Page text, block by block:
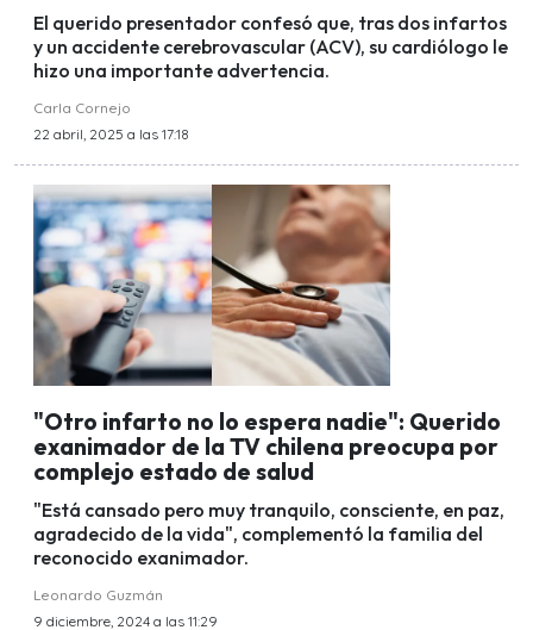
El querido presentador confesó que, tras dos infartos
y un accidente cerebrovascular (ACV), su cardiólogo le
hizo una importante advertencia.
Carla Cornejo
22 abril, 2025 a las 17:18
"Otro infarto no lo espera nadie": Querido
exanimador de la TV chilena preocupa por
complejo estado de salud
"Está cansado pero muy tranquilo, consciente, en paz,
agradecido de la vida", complementó la familia del
reconocido exanimador.
Leonardo Guzmán
9 diciembre, 2024 a las 11:29